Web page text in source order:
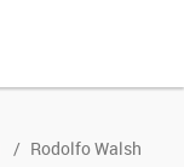
Rodolfo Walsh